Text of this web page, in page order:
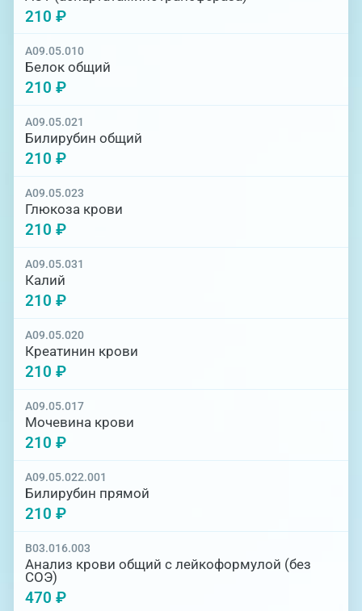
210 ₽
A09.05.010
Белок общий
210 ₽
A09.05.021
Билирубин общий
210 ₽
A09.05.023
Глюкоза крови
210 ₽
A09.05.031
Калий
210 ₽
A09.05.020
Креатинин крови
210 ₽
A09.05.017
Мочевина крови
210 ₽
A09.05.022.001
Билирубин прямой
210 ₽
B03.016.003
Анализ крови общий с лейкоформулой (без
СОЭ)
470 ₽